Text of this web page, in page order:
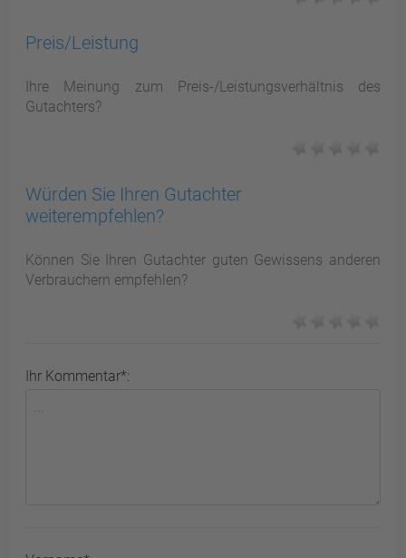
Preis/Leistung
Ihre Meinung zum Preis-/Leistungsverhältnis des
Gutachters?
Würden Sie Ihren Gutachter
weiterempfehlen?
Können Sie Ihren Gutachter guten Gewissens anderen
Verbrauchern empfehlen?
Ihr Kommentar*: